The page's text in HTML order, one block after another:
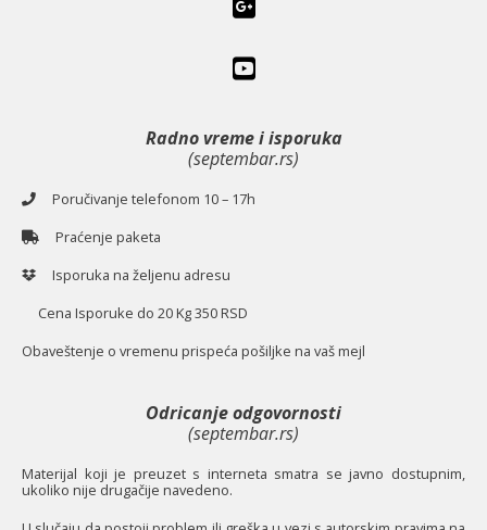
Radno vreme i isporuka
(septembar.rs)
Poručivanje telefonom 10 – 17h
Praćenje paketa
Isporuka na željenu adresu
Cena Isporuke do 20 Kg 350 RSD
Obaveštenje o vremenu prispeća pošiljke na vaš mejl
Odricanje odgovornosti
(septembar.rs)
Materijal koji je preuzet s interneta smatra se javno dostupnim,
ukoliko nije drugačije navedeno.